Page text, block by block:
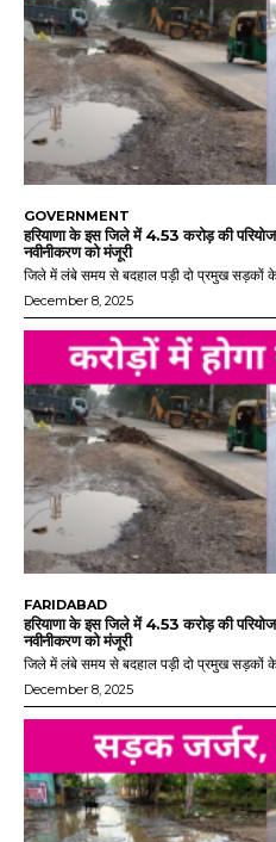
GOVERNMENT
हरियाणा के इस जिले में 4.53 करोड़ की
नवीनीकरण को मंजूरी
जिले में लंबे समय से बदहाल पड़ी दो प्रमुख सड़कों के
December 8, 2025
FARIDABAD
हरियाणा के इस जिले में 4.53 करोड़ की
नवीनीकरण को मंजूरी
जिले में लंबे समय से बदहाल पड़ी दो प्रमुख सड़कों के
December 8, 2025